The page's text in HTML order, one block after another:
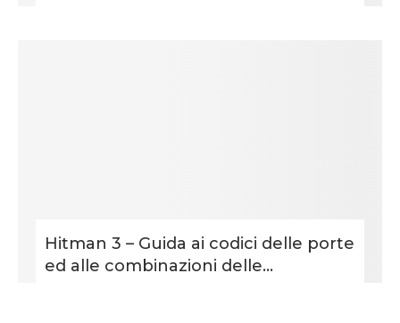
Hitman 3 – Guida ai codici delle porte
ed alle combinazioni delle...